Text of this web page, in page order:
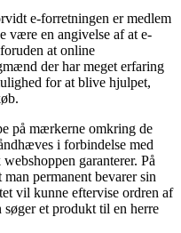
e-forretningen er medlem
være en angivelse af at e-
at online
der har meget erfaring
for at blive hjulpet,
på mærkerne omkring de
i forbindelse med
garanterer. På
permanent bevarer sin
vil kunne eftervise ordren af
et produkt til en herre